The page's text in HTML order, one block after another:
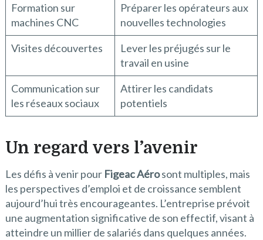
Formation sur
machines CNC
Préparer les opérateurs aux
nouvelles technologies
Visites découvertes
Lever les préjugés sur le
travail en usine
Communication sur
les réseaux sociaux
Attirer les candidats
potentiels
Un regard vers l’avenir
Les défis à venir pour Figeac Aérosont multiples, mais
les perspectives d’emploi et de croissance semblent
aujourd’hui très encourageantes. L’entreprise prévoit
une augmentation significative de son effectif, visant à
atteindre un millier de salariés dans quelques années.